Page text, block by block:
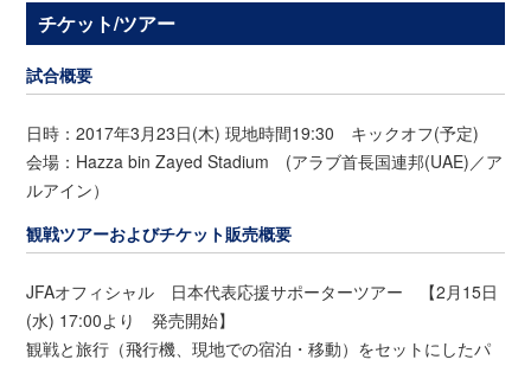
チケット/ツアー
試合概要
日時：2017年3月23日(木) 現地時間19:30 キックオフ(予定)
会場：Hazza bin Zayed Stadium (アラブ首長国連邦(UAE)／ア
ルアイン）
観戦ツアーおよびチケット販売概要
JFAオフィシャル 日本代表応援サポーターツアー 【2月15日
(水) 17:00より 発売開始】
観戦と旅行（飛行機、現地での宿泊・移動）をセットにしたパ